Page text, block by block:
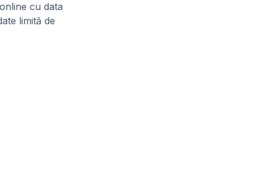
cu data
limită de